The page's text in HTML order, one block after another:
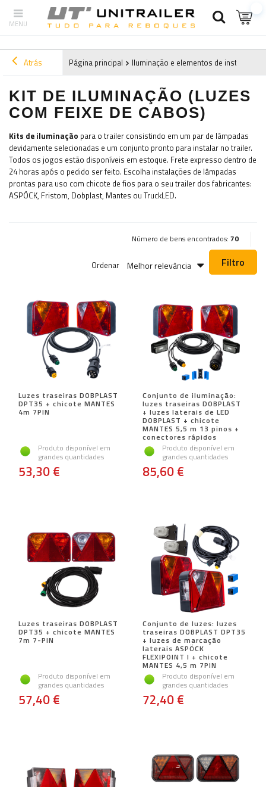
Atrás Página principal Iluminação e elementos de instalação
KIT DE ILUMINAÇÃO (LUZES
COM FEIXE DE CABOS)
Kits de iluminação para o trailer consistindo em um par de lâmpadas
devidamente selecionadas e um conjunto pronto para instalar no trailer.
Todos os jogos estão disponíveis em estoque. Frete expresso dentro de
24 horas após o pedido ser feito. Escolha instalações de lâmpadas
prontas para uso com chicote de fios para o seu trailer dos fabricantes:
ASPÖCK, Fristom, Dobplast, Mantes ou TruckLED.
Número de bens encontrados: 70
Ordenar Melhor relevância Filtro
Luzes traseiras DOBPLAST
DPT35 + chicote MANTES
4m 7PIN
Produto disponível em
grandes quantidades
53,30 €
Conjunto de iluminação:
luzes traseiras DOBPLAST
+ luzes laterais de LED
DOBPLAST + chicote
MANTES 5,5 m 13 pinos +
conectores rápidos
Produto disponível em
grandes quantidades
85,60 €
Luzes traseiras DOBPLAST
DPT35 + chicote MANTES
7m 7-PIN
Produto disponível em
grandes quantidades
57,40 €
Conjunto de luzes: luzes
traseiras DOBPLAST DPT35
+ luzes de marcação
laterais ASPÖCK
FLEXIPOINT I + chicote
MANTES 4,5 m 7PIN
Produto disponível em
grandes quantidades
72,40 €